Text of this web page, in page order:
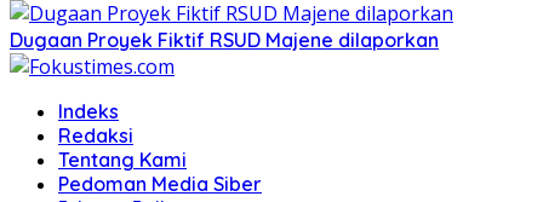
Dugaan Proyek Fiktif RSUD Majene dilaporkan
Indeks
Redaksi
Tentang Kami
Pedoman Media Siber